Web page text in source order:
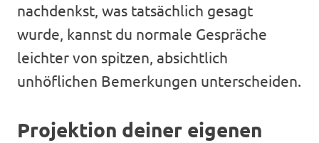
nachdenkst, was tatsächlich gesagt
wurde, kannst du normale Gespräche
leichter von spitzen, absichtlich
unhöflichen Bemerkungen unterscheiden.
Projektion deiner eigenen